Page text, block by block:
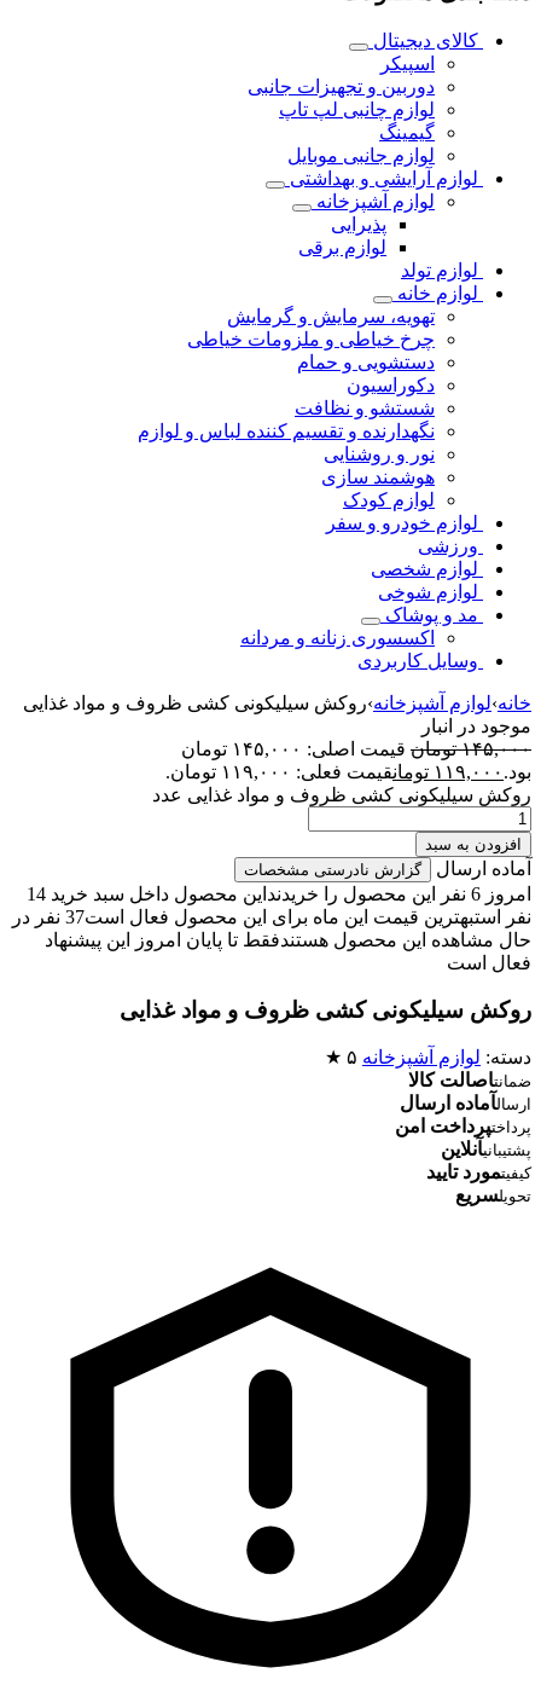
کالای دیجیتال
اسپیکر
دوربین و تجهیزات جانبی
لوازم چانبی لپ تاپ
گیمینگ
لوازم جانبی موبایل
لوازم آرایشی و بهداشتی
لوازم آشپزخانه
پذیرایی
لوازم برقی
لوازم تولد
لوازم خانه
تهویه، سرمایش و گرمایش
چرخ خیاطی و ملزومات خیاطی
دستشویی و حمام
دکوراسیون
شستشو و نظافت
نگهدارنده و تقسیم کننده لباس و لوازم
نور و روشنایی
هوشمند سازی
لوازم کودک
لوازم خودرو و سفر
ورزشی
لوازم شخصی
لوازم شوخی
مد و پوشاک
اکسسوری زنانه و مردانه
وسایل کاربردی
خانه›لوازم آشپزخانه›روکش سیلیکونی کشی ظروف و مواد غذایی
موجود در انبار
۱۴۵,۰۰۰ تومان
قیمت اصلی: ۱۴۵,۰۰۰ تومان
بود. ۱۱۹,۰۰۰ تومانقیمت فعلی: ۱۱۹,۰۰۰ تومان.
روکش سیلیکونی کشی ظروف و مواد غذایی عدد
افزودن به سبد
آماده ارسال گزارش نادرستی مشخصات
امروز 6 نفر این محصول را خریدند
این محصول داخل سبد خرید 14
نفر استبهترین قیمت این ماه برای این محصول فعال است
37 نفر در
حال مشاهده این محصول هستندفقط تا پایان امروز این پیشنهاد
فعال است
روکش سیلیکونی کشی ظروف و مواد غذایی
دسته: لوازم آشپزخانه ۵ ★
ضمانتاصالت کالا
ارسالآماده ارسال
پرداختپرداخت امن
پشتیبانیآنلاین
کیفیتمورد تایید
تحویلسریع